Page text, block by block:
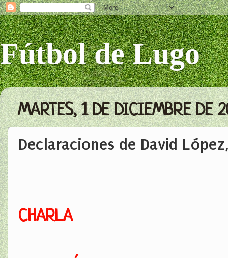
Fútbol de Lugo
MARTES, 1 DE DICIEMBRE DE
Declaraciones de David
CHARLA